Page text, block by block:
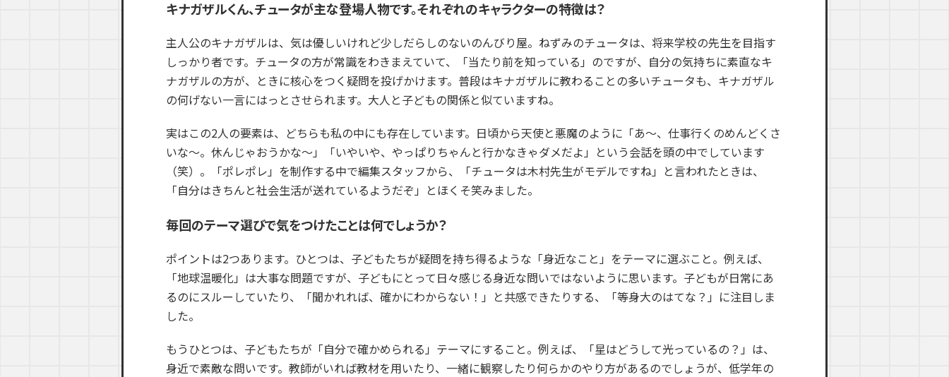
キナガザルくん、チュータが主な登場人物です。それぞれのキャラクターの特徴は？
主人公のキナガザルは、気は優しいけれど少しだらしのないのんびり屋。ねずみのチュータは、将来学校の先生を目指す
しっかり者です。チュータの方が常識をわきまえていて、「当たり前を知っている」のですが、自分の気持ちに素直なキ
ナガザルの方が、ときに核心をつく疑問を投げかけます。普段はキナガザルに教わることの多いチュータも、キナガザル
の何げない一言にはっとさせられます。大人と子どもの関係と似ていますね。
実はこの2人の要素は、どちらも私の中にも存在しています。日頃から天使と悪魔のように「あ〜、仕事行くのめんどくさ
いな〜。休んじゃおうかな〜」「いやいや、やっぱりちゃんと行かなきゃダメだよ」という会話を頭の中でしています
（笑）。「ポレポレ」を制作する中で編集スタッフから、「チュータは木村先生がモデルですね」と言われたときは、
「自分はきちんと社会生活が送れているようだぞ」とほくそ笑みました。
毎回のテーマ選びで気をつけたことは何でしょうか？
ポイントは2つあります。ひとつは、子どもたちが疑問を持ち得るような「身近なこと」をテーマに選ぶこと。例えば、
「地球温暖化」は大事な問題ですが、子どもにとって日々感じる身近な問いではないように思います。子どもが日常にあ
るのにスルーしていたり、「聞かれれば、確かにわからない！」と共感できたりする、「等身大のはてな？」に注目しま
した。
もうひとつは、子どもたちが「自分で確かめられる」テーマにすること。例えば、「星はどうして光っているの？」は、
身近で素敵な問いです。教師がいれば教材を用いたり、一緒に観察したり何らかのやり方があるのでしょうが、低学年の